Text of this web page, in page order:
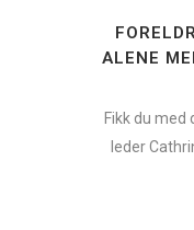
ALENE
Fikk du med
leder